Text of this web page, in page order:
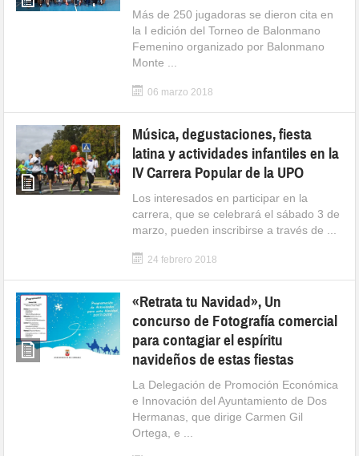
Más de 250 jugadoras se dieron cita en
la I edición del Torneo de Balonmano
Femenino organizado por Balonmano
Monte ...
06 marzo 2018
Música, degustaciones, fiesta
latina y actividades infantiles en la
IV Carrera Popular de la UPO
Los interesados en participar en la
carrera, que se celebrará el sábado 3 de
marzo, pueden inscribirse a través de ...
24 febrero 2018
«Retrata tu Navidad», Un
concurso de Fotografía comercial
para contagiar el espíritu
navideños de estas fiestas
La Delegación de Promoción Económica
e Innovación del Ayuntamiento de Dos
Hermanas, que dirige Carmen Gil
Ortega, e ...